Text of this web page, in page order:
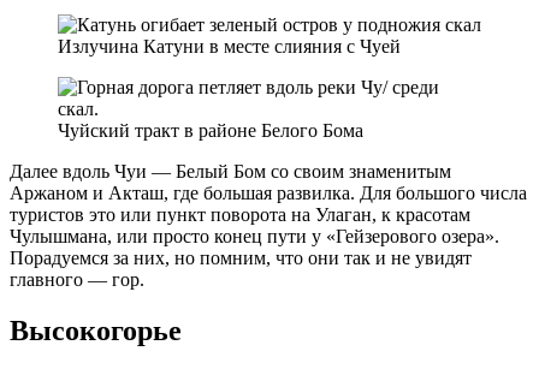
Излучина Катуни в месте слияния с Чуей
Чуйский тракт в районе Белого Бома
Далее вдоль Чуи — Белый Бом со своим знаменитым
Аржаном и Акташ, где большая развилка. Для большого числа
туристов это или пункт поворота на Улаган, к красотам
Чулышмана, или просто конец пути у «Гейзерового озера».
Порадуемся за них, но помним, что они так и не увидят
главного — гор.
Высокогорье